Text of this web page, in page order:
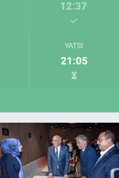
12:37
YATSI
21:05